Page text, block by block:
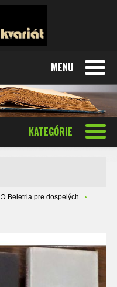
MENU
KATEGÓRIE
Ɔ Beletria pre dospelých